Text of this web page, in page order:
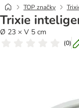
TOP značky
Trixie
Ø 23 × V 5 cm
(0)